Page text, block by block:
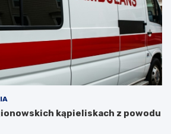
kąpieliskach z powodu